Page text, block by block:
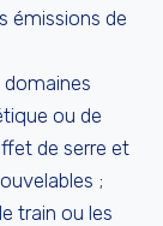
émissions de
domaines
ou de
de serre et
;
train ou les